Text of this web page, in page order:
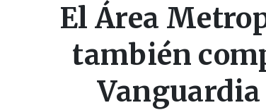
El Área
también